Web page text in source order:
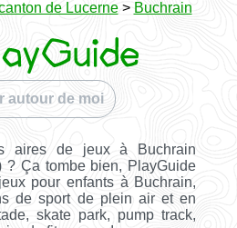
de Lucerne> Buchrain
autour de moi
aires de jeux à Buchrain
? Ça tombe bien, PlayGuide
pour enfants à Buchrain,
de sport de plein air et en
skate park, pump track,